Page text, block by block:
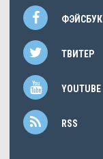
ФЭЙСБУК
ТВИТЕР
YOUTUBE
RSS